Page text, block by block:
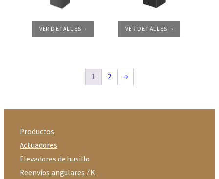
VER DETALLES VER DETALLES
1 2 →
Productos
Actuadores
Elevadores de husillo
Reenvíos angulares ZK